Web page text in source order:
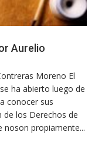
Aurelio
Moreno El
ha abierto luego de
conocer sus
de los Derechos de
noson propiamente...